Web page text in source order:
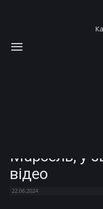
Марсель, у
відео
22.06.2024